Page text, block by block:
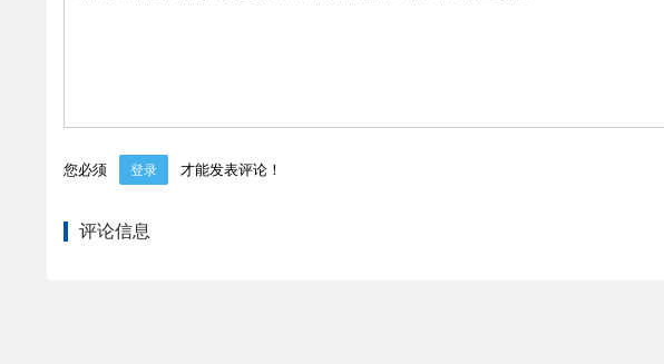
您必须 登录 才能发表评论！
评论信息